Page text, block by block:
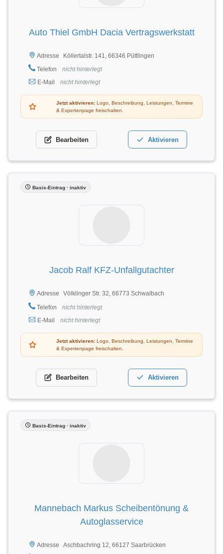
Auto Thiel GmbH Dacia Vertragswerkstatt
Adresse
Köllertalstr. 141, 66346 Püttlingen
Telefon
nicht hinterlegt
E-Mail
nicht hinterlegt
Jetzt aktivieren: Logo, Beschreibung, Leistungen, Termine
& Expertenpage freischalten.
Bearbeiten Aktivieren
Basis-Eintrag · inaktiv
Jacob Ralf KFZ-Unfallgutachter
Adresse
Völklinger Str. 32, 66773 Schwalbach
Telefon
nicht hinterlegt
E-Mail
nicht hinterlegt
Jetzt aktivieren: Logo, Beschreibung, Leistungen, Termine
& Expertenpage freischalten.
Bearbeiten Aktivieren
Basis-Eintrag · inaktiv
Mannebach Markus Scheibentönung &
Autoglasservice
Adresse
Aschbachring 12, 66127 Saarbrücken